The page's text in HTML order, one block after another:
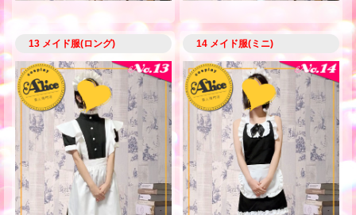
13 メイド服(ロング) 14 メイド服(ミニ)